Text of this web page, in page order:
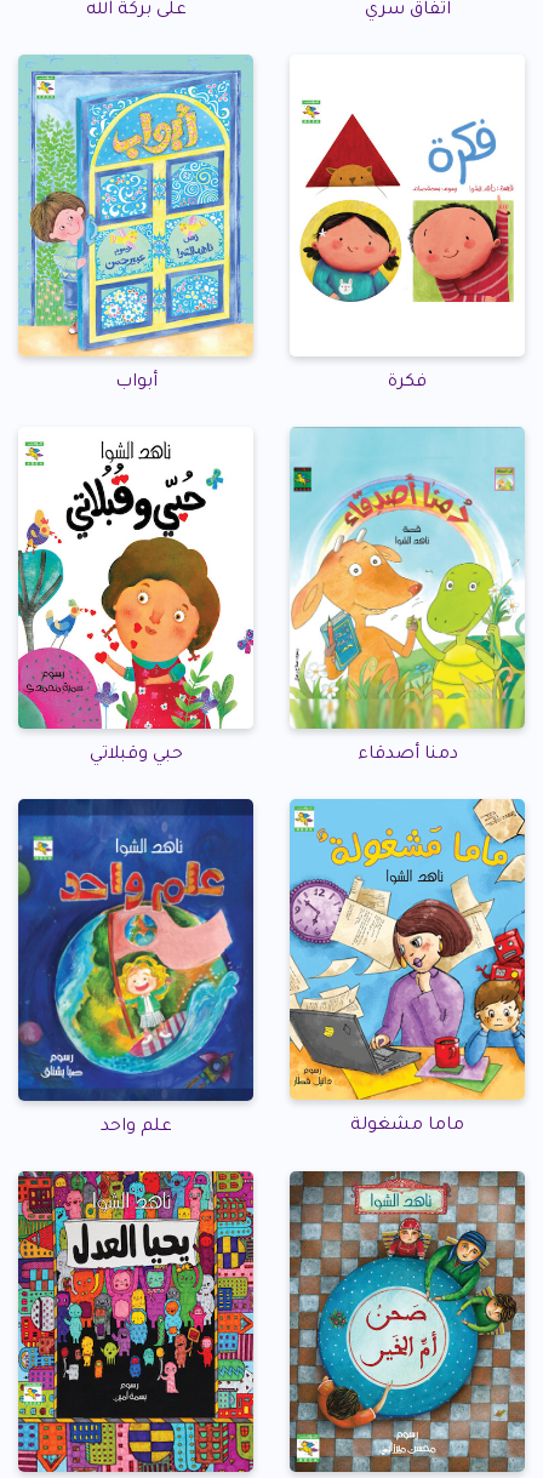
اتفاق سري على بركة الله
فكرة أبواب
دمنا أصدقاء حبي وقبلاتي
ماما مشغولة علم واحد